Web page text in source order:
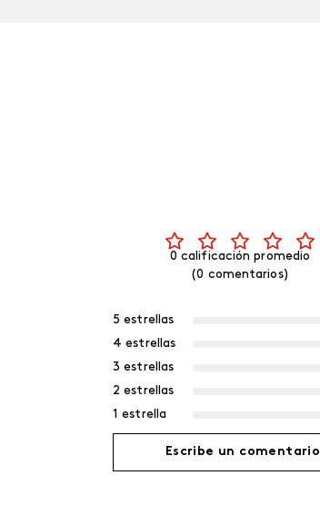
0 calificación promedio
(0 comentarios)
5 estrellas
4 estrellas
3 estrellas
2 estrellas
1 estrella
Escribe un comentario